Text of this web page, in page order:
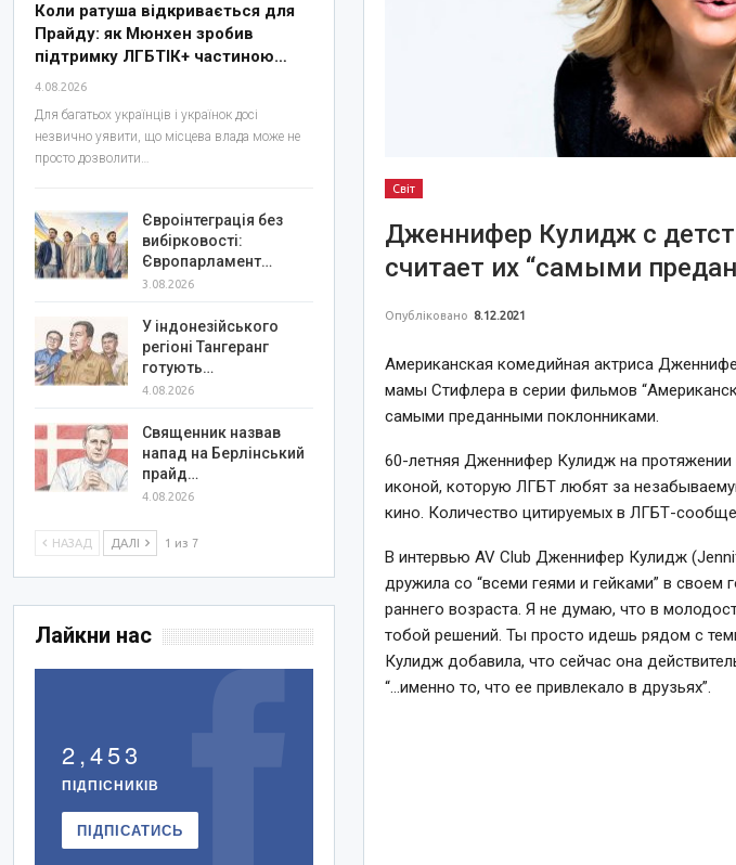
Світ
Дженнифер Кулидж с
считает их “самыми
Опубліковано 8.12.2021
Американская комедийная актриса
мамы Стифлера в серии фильмов
самыми преданными поклонниками.
60-летняя Дженнифер Кулидж на протяжении
иконой, которую ЛГБТ любят за
кино. Количество цитируемых в ЛГБТ-
В интервью AV Club Дженнифер Кулидж
дружила со “всеми геями и гейками” в своем
раннего возраста. Я не думаю, что в
тобой решений. Ты просто идешь рядом с
Кулидж добавила, что сейчас она
“…именно то, что ее привлекало в друзьях”.
Коли ратуша відкривається для
Прайду: як Мюнхен зробив
підтримку ЛГБТІК+ частиною…
4.08.2026
Для багатьох українців і українок досі
незвично уявити, що місцева влада може не
просто дозволити…
Євроінтеграція без
вибірковості:
Європарламент…
3.08.2026
У індонезійського
регіоні Тангеранг
готують…
4.08.2026
Священник назвав
напад на Берлінський
прайд…
4.08.2026
НАЗАД ДАЛІ 1 из 7
Лайкни нас
2,453
ПІДПІСНИКІВ
ПІДПІСАТИСЬ